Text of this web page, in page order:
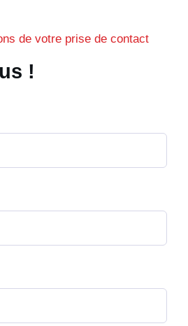
de votre prise de contact
!